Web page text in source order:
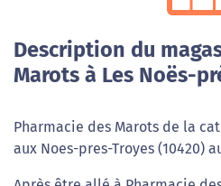
Description du
Marots à Les Noës-
Pharmacie des Marots de la
aux Noes-pres-Troyes (10420)